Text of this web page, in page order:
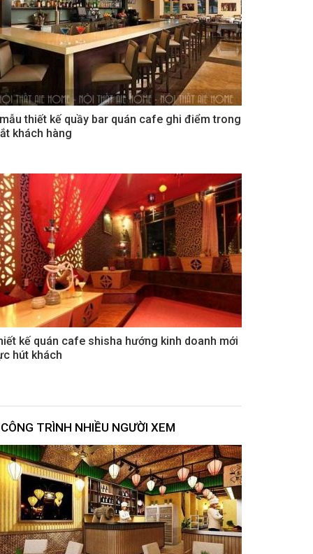
thiết kế quầy bar quán cafe ghi điểm trong
khách hàng
kế quán cafe shisha hướng kinh doanh mới
hút khách
CÔNG TRÌNH NHIỀU NGƯỜI XEM